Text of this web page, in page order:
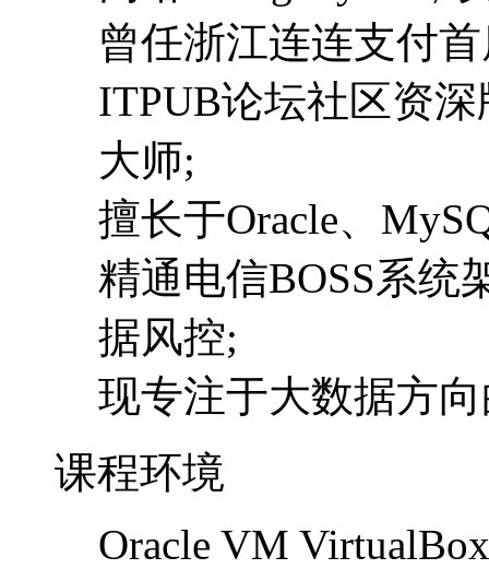
曾任浙江连连支付
ITPUB论坛社区资深
大师;
擅长于Oracle、
精通电信BOSS系统
据风控;
现专注于大数据方
课程环境
Oracle VM VirtualBox